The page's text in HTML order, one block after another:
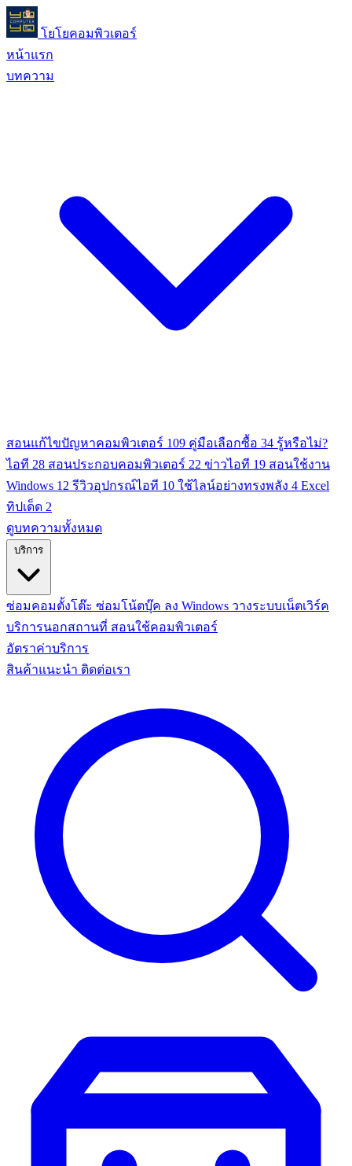
โยโยคอมพิวเตอร์
หน้าแรก
บทความ
สอนแก้ไขปัญหาคอมพิวเตอร์ 109 คู่มือเลือกซื้อ 34 รู้หรือไม่?
ไอที 28 สอนประกอบคอมพิวเตอร์ 22 ข่าวไอที 19 สอนใช้งาน
Windows 12 รีวิวอุปกรณ์ไอที 10 ใช้ไลน์อย่างทรงพลัง 4 Excel
ทิปเด็ด 2
ดูบทความทั้งหมด
ซ่อมคอมตั้งโต๊ะ ซ่อมโน้ตบุ๊ค ลง Windows วางระบบเน็ตเวิร์ค
บริการนอกสถานที่ สอนใช้คอมพิวเตอร์
อัตราค่าบริการ
สินค้าแนะนำ ติดต่อเรา